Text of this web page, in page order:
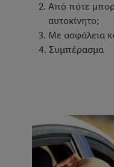
Από πότε
αυτοκίνητο;
Με ασφάλεια
Συμπέρασμα